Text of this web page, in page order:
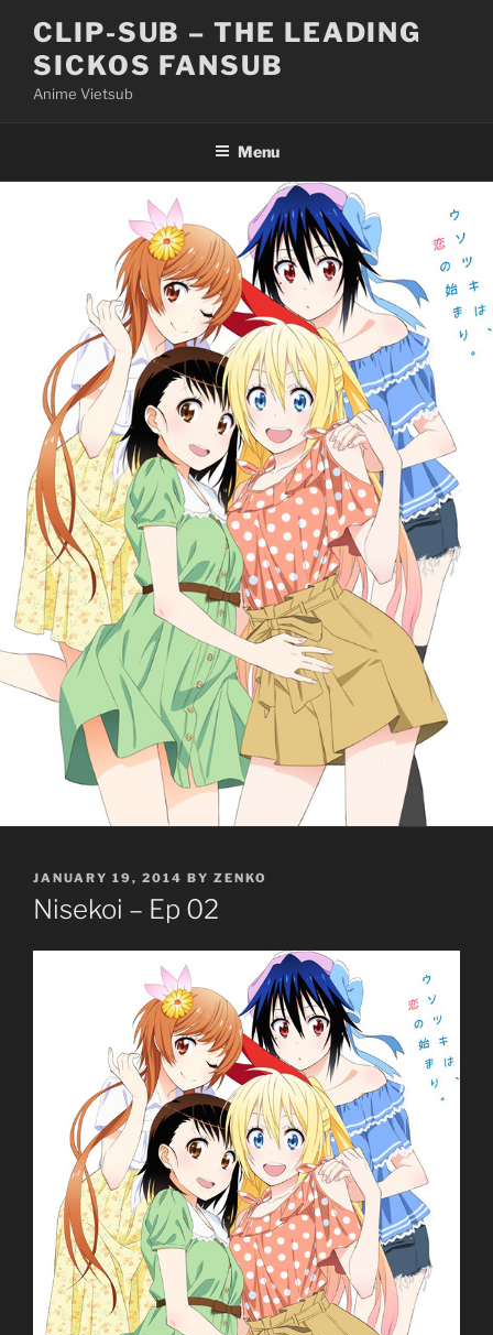
content
CLIP-SUB – THE LEADING
SICKOS FANSUB
Anime Vietsub
Menu
POSTED
ON
JANUARY 19, 2014 BY ZENKO
Nisekoi – Ep 02